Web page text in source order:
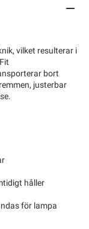
vilket resulterar i
bort
justerbar
håller
för lampa